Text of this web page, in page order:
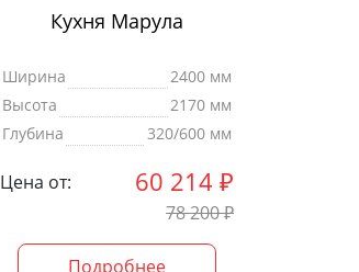
Кухня Марула
Ширина
2400 мм
Высота
2170 мм
Глубина
320/600 мм
Цена от: 60 214 ₽
78 200₽
Подробнее